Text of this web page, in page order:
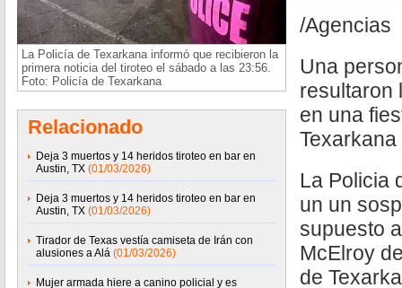
La Policía de Texarkana informó que recibieron la
primera noticia del tiroteo el sábado a las 23:56.
Foto: Policía de Texarkana
Relacionado
Deja 3 muertos y 14 heridos tiroteo en bar en
Austin, TX (01/03/2026)
Deja 3 muertos y 14 heridos tiroteo en bar en
Austin, TX (01/03/2026)
Tirador de Texas vestía camiseta de Irán con
alusiones a Alá (01/03/2026)
Mujer armada hiere a canino policial y es
/Agencias
Una
resultaron
en una
Texarkana
La Policia
un un
supuesto
McElroy
de